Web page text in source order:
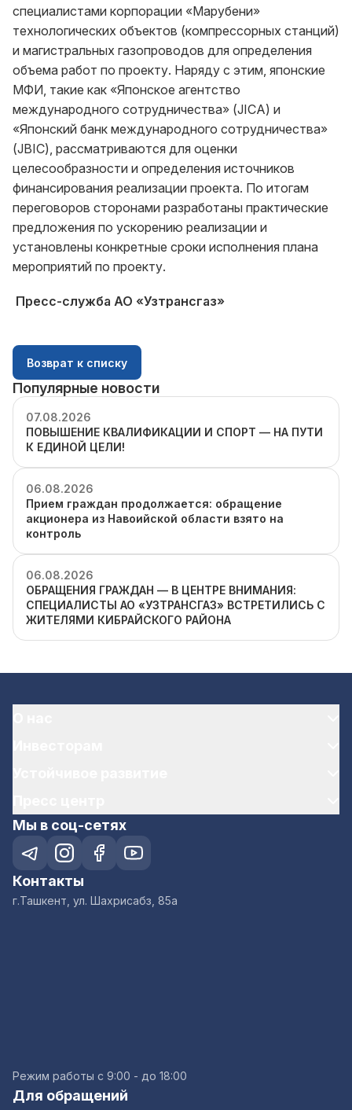
специалистами корпорации «Марубени»
технологических объектов (компрессорных станций)
и магистральных газопроводов для определения
объема работ по проекту. Наряду с этим, японские
МФИ, такие как «Японское агентство
международного сотрудничества» (JICA) и
«Японский банк международного сотрудничества»
(JBIC), рассматриваются для оценки
целесообразности и определения источников
финансирования реализации проекта. По итогам
переговоров сторонами разработаны практические
предложения по ускорению реализации и
установлены конкретные сроки исполнения плана
мероприятий по проекту.
Пресс-служба АО «Узтрансгаз»
Возврат к списку
Популярные новости
07.08.2026
ПОВЫШЕНИЕ КВАЛИФИКАЦИИ И СПОРТ — НА ПУТИ
К ЕДИНОЙ ЦЕЛИ!
06.08.2026
Прием граждан продолжается: обращение
акционера из Навоийской области взято на
контроль
06.08.2026
ОБРАЩЕНИЯ ГРАЖДАН — В ЦЕНТРЕ ВНИМАНИЯ:
СПЕЦИАЛИСТЫ АО «УЗТРАНСГАЗ» ВСТРЕТИЛИСЬ С
ЖИТЕЛЯМИ КИБРАЙСКОГО РАЙОНА
Мы в соц-сетях
Контакты
г.Ташкент, ул. Шахрисабз, 85а
Режим работы с 9:00 - до 18:00
Для обращений